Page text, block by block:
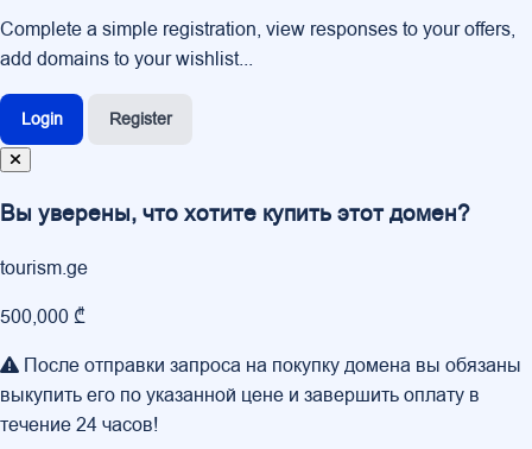
Complete a simple registration, view responses to your offers,
add domains to your wishlist...
Login Register
Вы уверены, что хотите купить этот домен?
tourism.ge
500,000 ₾
После отправки запроса на покупку домена вы обязаны
выкупить его по указанной цене и завершить оплату в
течение 24 часов!